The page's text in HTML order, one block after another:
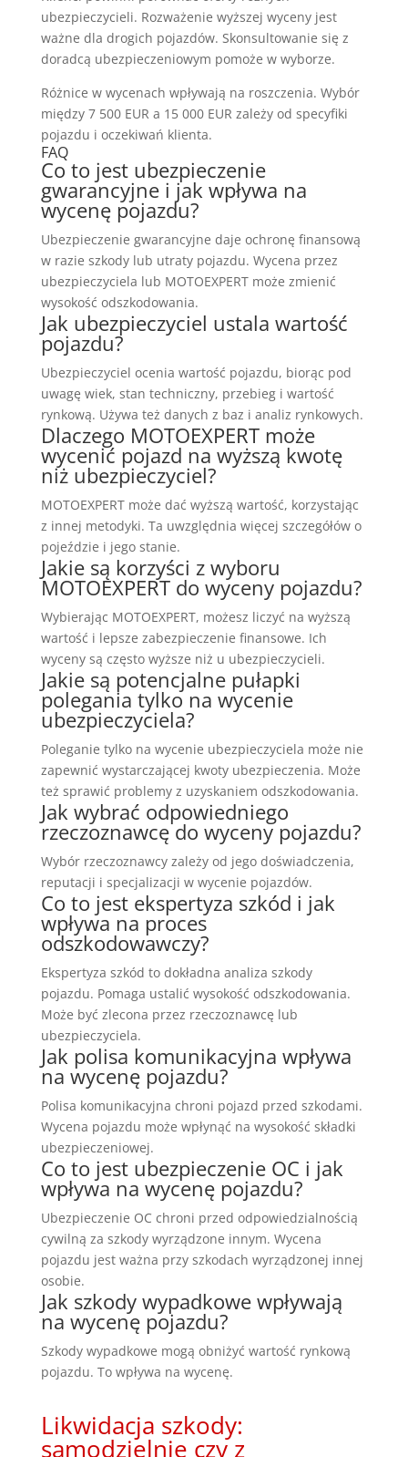
ubezpieczycieli. Rozważenie wyższej wyceny jest
ważne dla drogich pojazdów. Skonsultowanie się z
doradcą ubezpieczeniowym pomoże w wyborze.
Różnice w wycenach wpływają na roszczenia. Wybór
między 7 500 EUR a 15 000 EUR zależy od specyfiki
pojazdu i oczekiwań klienta.
FAQ
Co to jest ubezpieczenie
gwarancyjne i jak wpływa na
wycenę pojazdu?
Ubezpieczenie gwarancyjne daje ochronę finansową
w razie szkody lub utraty pojazdu. Wycena przez
ubezpieczyciela lub MOTOEXPERT może zmienić
wysokość odszkodowania.
Jak ubezpieczyciel ustala wartość
pojazdu?
Ubezpieczyciel ocenia wartość pojazdu, biorąc pod
uwagę wiek, stan techniczny, przebieg i wartość
rynkową. Używa też danych z baz i analiz rynkowych.
Dlaczego MOTOEXPERT może
wycenić pojazd na wyższą kwotę
niż ubezpieczyciel?
MOTOEXPERT może dać wyższą wartość, korzystając
z innej metodyki. Ta uwzględnia więcej szczegółów o
pojeździe i jego stanie.
Jakie są korzyści z wyboru
MOTOEXPERT do wyceny pojazdu?
Wybierając MOTOEXPERT, możesz liczyć na wyższą
wartość i lepsze zabezpieczenie finansowe. Ich
wyceny są często wyższe niż u ubezpieczycieli.
Jakie są potencjalne pułapki
polegania tylko na wycenie
ubezpieczyciela?
Poleganie tylko na wycenie ubezpieczyciela może nie
zapewnić wystarczającej kwoty ubezpieczenia. Może
też sprawić problemy z uzyskaniem odszkodowania.
Jak wybrać odpowiedniego
rzeczoznawcę do wyceny pojazdu?
Wybór rzeczoznawcy zależy od jego doświadczenia,
reputacji i specjalizacji w wycenie pojazdów.
Co to jest ekspertyza szkód i jak
wpływa na proces
odszkodowawczy?
Ekspertyza szkód to dokładna analiza szkody
pojazdu. Pomaga ustalić wysokość odszkodowania.
Może być zlecona przez rzeczoznawcę lub
ubezpieczyciela.
Jak polisa komunikacyjna wpływa
na wycenę pojazdu?
Polisa komunikacyjna chroni pojazd przed szkodami.
Wycena pojazdu może wpłynąć na wysokość składki
ubezpieczeniowej.
Co to jest ubezpieczenie OC i jak
wpływa na wycenę pojazdu?
Ubezpieczenie OC chroni przed odpowiedzialnością
cywilną za szkody wyrządzone innym. Wycena
pojazdu jest ważna przy szkodach wyrządzonej innej
osobie.
Jak szkody wypadkowe wpływają
na wycenę pojazdu?
Szkody wypadkowe mogą obniżyć wartość rynkową
pojazdu. To wpływa na wycenę.
Likwidacja szkody:
samodzielnie czy z